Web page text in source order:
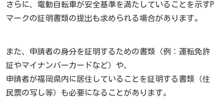
さらに、電動自転車が安全基準を満たしていることを示すP
マークの証明書類の提出も求められる場合があります。
また、申請者の身分を証明するための書類（例：運転免許
証やマイナンバーカードなど）や、
申請者が福岡県内に居住していることを証明する書類（住
民票の写し等）も必要になることがあります。